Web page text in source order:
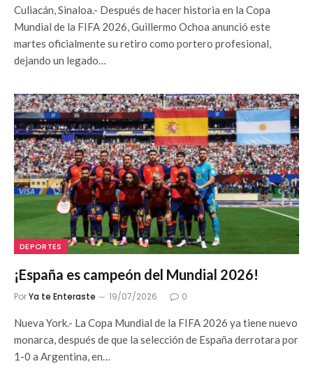
Culiacán, Sinaloa.- Después de hacer historia en la Copa
Mundial de la FIFA 2026, Guillermo Ochoa anunció este
martes oficialmente su retiro como portero profesional,
dejando un legado…
DEPORTES
¡España es campeón del Mundial 2026!
PorYa te Enteraste 19/07/2026 0
Nueva York.- La Copa Mundial de la FIFA 2026 ya tiene nuevo
monarca, después de que la selección de España derrotara por
1-0 a Argentina, en…